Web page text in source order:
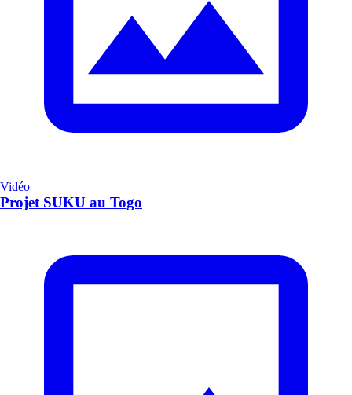
Vidéo
Projet SUKU au Togo